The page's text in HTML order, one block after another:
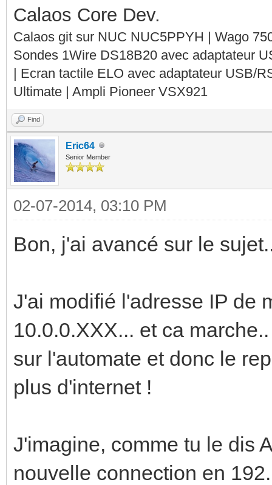
Calaos Core Dev.
Calaos git sur NUC NUC5PPYH | Wago
Sondes 1Wire DS18B20 avec adaptateur
| Ecran tactile ELO avec adaptateur USB/
Ultimate | Ampli Pioneer VSX921
Find
Eric64
Senior Member
02-07-2014, 03:10 PM
Bon, j'ai avancé sur le
J'ai modifié l'adresse IP de
10.0.0.XXX... et ca
sur l'automate et donc le
plus d'internet !
J'imagine, comme tu le dis
nouvelle connection en